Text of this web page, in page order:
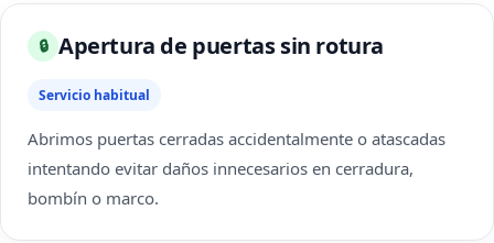
🔒 Apertura de puertas sin rotura
Servicio habitual
Abrimos puertas cerradas accidentalmente o atascadas
intentando evitar daños innecesarios en cerradura,
bombín o marco.